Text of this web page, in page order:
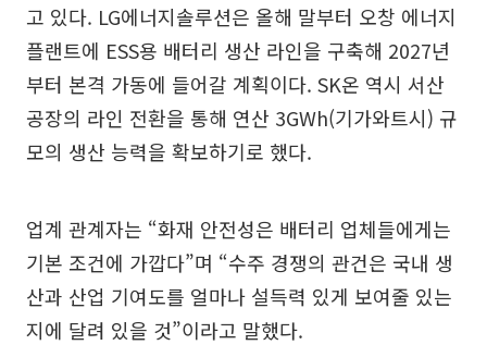
고 있다. LG에너지솔루션은 올해 말부터 오창 에너지
플랜트에 ESS용 배터리 생산 라인을 구축해 2027년
부터 본격 가동에 들어갈 계획이다. SK온 역시 서산
공장의 라인 전환을 통해 연산 3GWh(기가와트시) 규
모의 생산 능력을 확보하기로 했다.
업계 관계자는 “화재 안전성은 배터리 업체들에게는
기본 조건에 가깝다”며 “수주 경쟁의 관건은 국내 생
산과 산업 기여도를 얼마나 설득력 있게 보여줄 있는
지에 달려 있을 것”이라고 말했다.